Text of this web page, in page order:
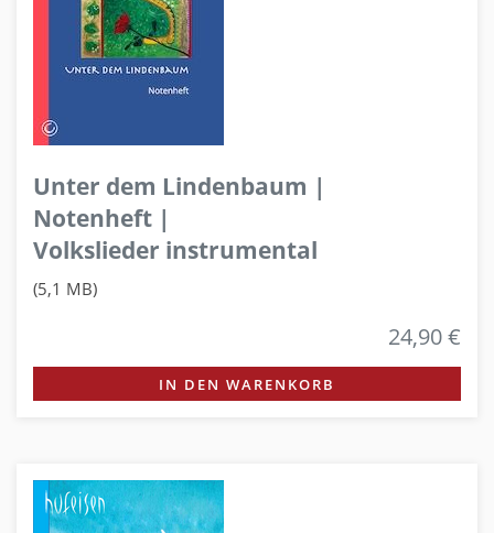
Unter dem Lindenbaum |
Notenheft |
Volkslieder instrumental
(5,1 MB)
24,90 €
IN DEN WARENKORB